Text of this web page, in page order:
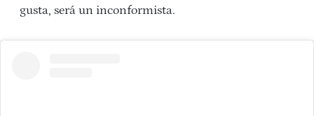
gusta, será un inconformista.